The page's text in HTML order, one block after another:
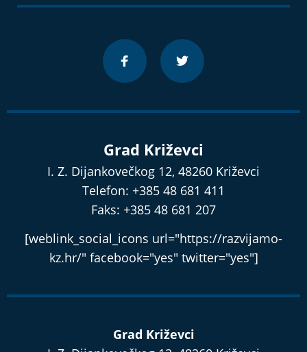
Grad Križevci
I. Z. Dijankovečkog 12, 48260 Križevci
Telefon: +385 48 681 411
Faks: +385 48 681 207
[weblink_social_icons url="https://razvijamo-
kz.hr/" facebook="yes" twitter="yes"]
Grad Križevci